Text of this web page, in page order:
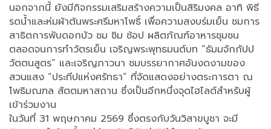
นอกจากนี้ ยังมีกิจกรรมเสริมสร้างความเป็นสิริมงคล อาทิ พิธี
รดน้ำและห่มผ้าต้นพระศรีมหาโพธิ์ เพื่อความสงบร่มเย็น ชมการ
สาธิตการพับดอกบัว ชม ชิม ช้อป ผลิตภัณฑ์อาหารชุมชน
ตลอดจนการทำวัตรเย็น เจริญพระพุทธมนต์บท “ธัมมจักกัปป
วัตตนสูตร” และเจริญภาวนา ชมบรรยากาศอันงดงามของ
สวนแสง “ประทีปแห่งศรัทธา” ที่จัดแสดงอย่างตระการตา ณ
โพธิมณฑล สัตตมหาสถาน ซึ่งเป็นอีกหนึ่งจุดไฮไลต์สำหรับผู้
เข้าร่วมงาน
ในวันที่ 31 พฤษภาคม 2569 ซึ่งตรงกับวันวิสาขบูชา จะมี